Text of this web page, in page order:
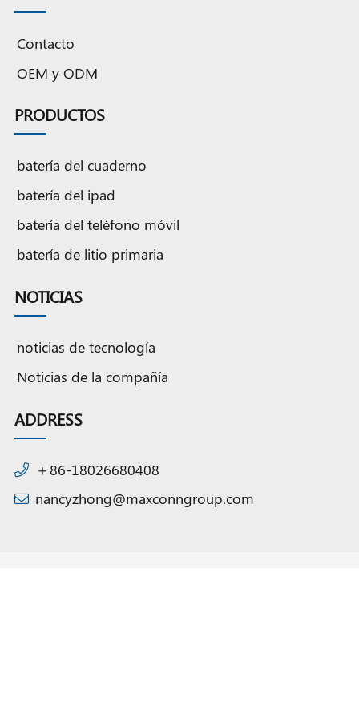
de litio
tableta
3,82
v/5124mah
Contacto
OEM y ODM
PRODUCTOS
batería del cuaderno
batería del ipad
batería del teléfono móvil
batería de litio primaria
NOTICIAS
noticias de tecnología
Noticias de la compañía
ADDRESS
＋86-18026680408
nancyzhong@maxconngroup.com